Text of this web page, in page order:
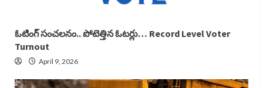
ఓటింగ్ సంచలనం.. పోటెత్తిన ఓటర్లు… Record Level Voter
Turnout
April 9, 2026